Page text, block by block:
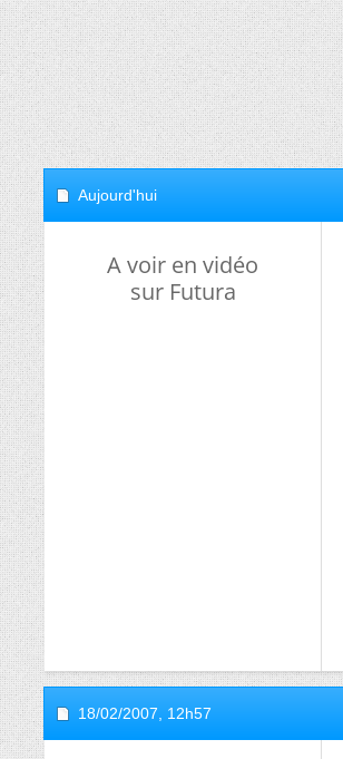
Aujourd'hui
A voir en vidéo
sur Futura
18/02/2007, 12h57